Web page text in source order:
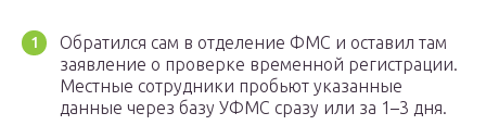
Обратился сам в отделение ФМС и оставил там
заявление о проверке временной регистрации.
Местные сотрудники пробьют указанные
данные через базу УФМС сразу или за 1–3 дня.